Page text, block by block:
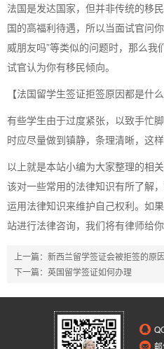
法国是发达国家，但并非传统的移
国的高福利待遇，所以当面试官问
威朋友吗”等类似的问题时，那么
试官认为你有移民倾向。
【法国留学生签证拒签原因都是什么
有些学生由于过度紧张，以致手忙
时应尽量做到镇静，条理清晰，这
以上就是本站小编为大家整理的相
该对一些常用的法律知识有所了解
运用法律知识来维护自己权利。如
站进行法律咨询，我们将有律师给你
上一篇： 新西兰留学签证会被拒签的原
下一篇： 英国留学签证如何办理